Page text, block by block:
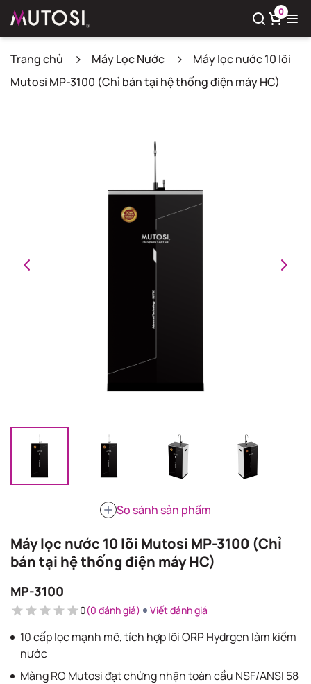
0
Trang chủ Máy Lọc Nước
Máy lọc nước 10 lõi
Mutosi MP-3100 (Chỉ bán tại hệ thống điện máy HC)
So sánh sản phẩm
Máy lọc nước 10 lõi Mutosi MP-3100 (Chỉ
bán tại hệ thống điện máy HC)
MP-3100
0(0 đánh giá) Viết đánh giá
10 cấp lọc mạnh mẽ, tích hợp lõi ORP Hydrgen làm kiềm
nước
Màng RO Mutosi đạt chứng nhận toàn cầu NSF/ANSI 58